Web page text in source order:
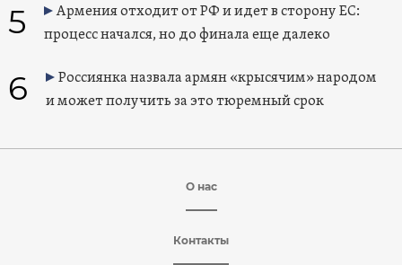
5
Армения отходит от РФ и идет в сторону ЕС:
процесс начался, но до финала еще далеко
6
Россиянка назвала армян «крысячим» народом
и может получить за это тюремный срок
О нас
Контакты